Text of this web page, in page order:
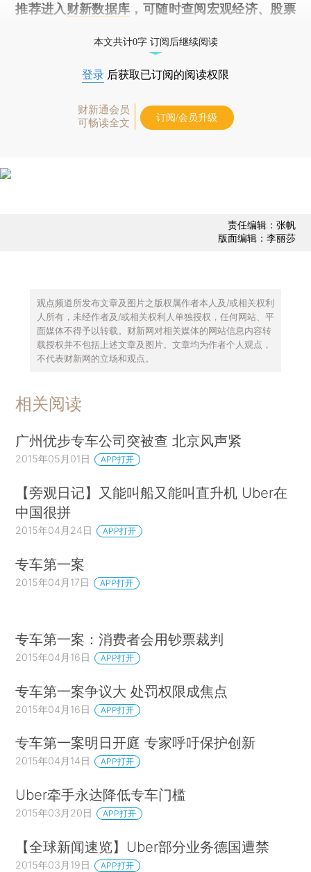
推荐进入 财新数据库 ，可随时查阅宏观经济、股票
本文共计0字 订阅后继续阅读
登录 后获取已订阅的阅读权限
财新通会员
可畅读全文
订阅/会员升级
责任编辑：张帆
版面编辑：李丽莎
观点频道所发布文章及图片之版权属作者本人及/或相关权利
人所有，未经作者及/或相关权利人单独授权，任何网站、平
面媒体不得予以转载。财新网对相关媒体的网站信息内容转
载授权并不包括上述文章及图片。文章均为作者个人观点，
不代表财新网的立场和观点。
相关阅读
广州优步专车公司突被查 北京风声紧
2015年05月01日 APP打开
【旁观日记】又能叫船又能叫直升机 Uber在
中国很拼
2015年04月24日 APP打开
专车第一案
2015年04月17日 APP打开
专车第一案：消费者会用钞票裁判
2015年04月16日 APP打开
专车第一案争议大 处罚权限成焦点
2015年04月16日 APP打开
专车第一案明日开庭 专家呼吁保护创新
2015年04月14日 APP打开
Uber牵手永达降低专车门槛
2015年03月20日 APP打开
【全球新闻速览】Uber部分业务德国遭禁
2015年03月19日 APP打开